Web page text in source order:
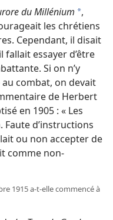
du Millénium a,
les chrétiens
Cependant, il disait
fallait essayer d’être
Si on n’y
combat, on devait
de Herbert
en 1905 : « Les
d’instructions
ou non accepter de
comme non-
1915 a-​t-​elle commencé à